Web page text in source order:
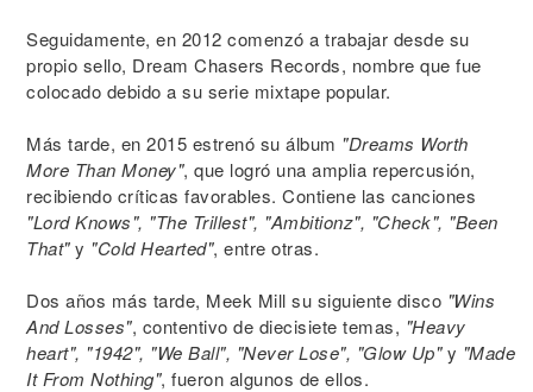
Seguidamente, en 2012 comenzó a trabajar desde su
propio sello, Dream Chasers Records, nombre que fue
colocado debido a su serie mixtape popular.
Más tarde, en 2015 estrenó su álbum "Dreams Worth
More Than Money", que logró una amplia repercusión,
recibiendo críticas favorables. Contiene las canciones
"Lord Knows", "The Trillest", "Ambitionz", "Check", "Been
That"y "Cold Hearted", entre otras.
Dos años más tarde, Meek Mill su siguiente disco "Wins
And Losses", contentivo de diecisiete temas, "Heavy
heart", "1942", "We Ball", "Never Lose", "Glow Up"y "Made
It From Nothing", fueron algunos de ellos.